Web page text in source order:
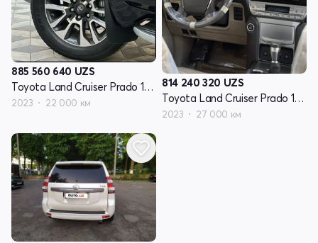
885 560 640 UZS
Toyota Land Cruiser Prado 150 Series рестайлинг 3
2023 22 000 км
814 240 320 UZS
Toyota Land Cruiser Prado 150 Series рестайлинг 3
2023 27 000 км